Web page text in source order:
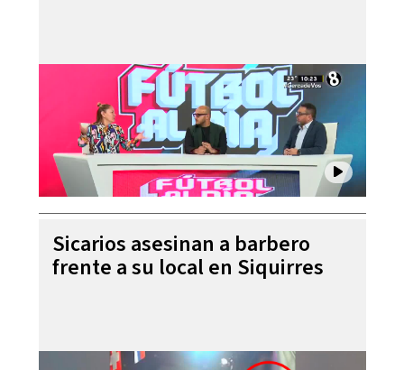
Sicarios asesinan a barbero
frente a su local en Siquirres